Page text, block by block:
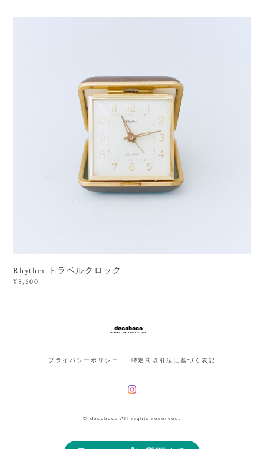
Rhythm トラベルクロック
¥8,500
プライバシーポリシー 特定商取引法に基づく表記
© decoboco All rights reserved.